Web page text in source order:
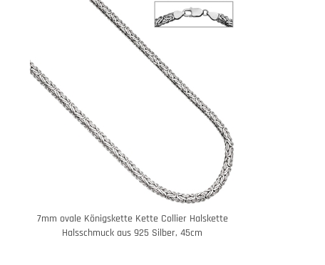
7mm ovale Königskette Kette Collier Halskette
Halsschmuck aus 925 Silber, 45cm